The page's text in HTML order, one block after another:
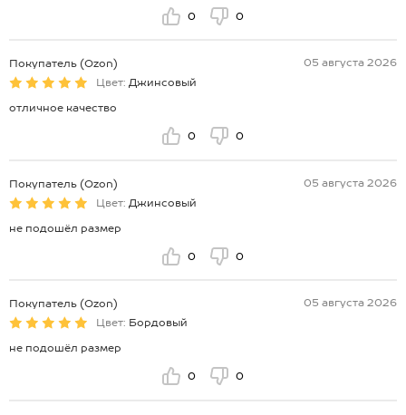
0 0
Покупатель (Ozon)
05 августа 2026
Цвет: Джинсовый
отличное качество
0 0
Покупатель (Ozon)
05 августа 2026
Цвет: Джинсовый
не подошёл размер
0 0
Покупатель (Ozon)
05 августа 2026
Цвет: Бордовый
не подошёл размер
0 0